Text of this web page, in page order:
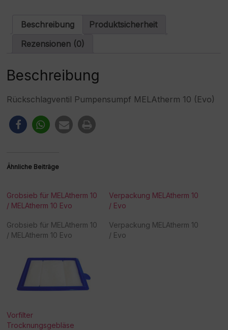
t
Beschreibung
Produktsicherheit
Rezensionen (0)
Beschreibung
Rückschlagventil Pumpensumpf MELAtherm 10 (Evo)
Ähnliche Beiträge
Grobsieb für MELAtherm 10
/ MELAtherm 10 Evo
Grobsieb für MELAtherm 10
/ MELAtherm 10 Evo
Verpackung MELAtherm 10
/ Evo
Verpackung MELAtherm 10
/ Evo
Vorfilter
Trocknungsgebläse